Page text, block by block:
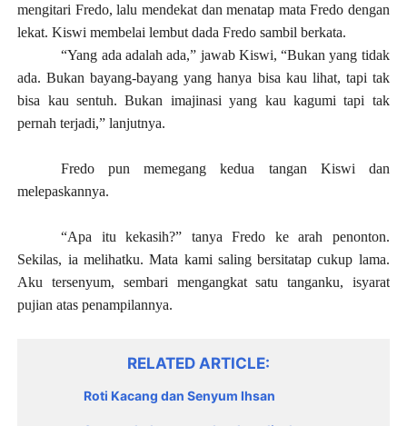
mengitari Fredo, lalu mendekat dan menatap mata Fredo dengan
lekat. Kiswi membelai lembut dada Fredo sambil berkata.
“Yang ada adalah ada,” jawab Kiswi, “Bukan yang tidak
ada. Bukan bayang-bayang yang hanya bisa kau lihat, tapi tak
bisa kau sentuh. Bukan imajinasi yang kau kagumi tapi tak
pernah terjadi,” lanjutnya.
Fredo pun memegang kedua tangan Kiswi dan
melepaskannya.
“Apa itu kekasih?” tanya Fredo ke arah penonton.
Sekilas, ia melihatku. Mata kami saling bersitatap cukup lama.
Aku tersenyum, sembari mengangkat satu tanganku, isyarat
pujian atas penampilannya.
RELATED ARTICLE
Roti Kacang dan Senyum Ihsan